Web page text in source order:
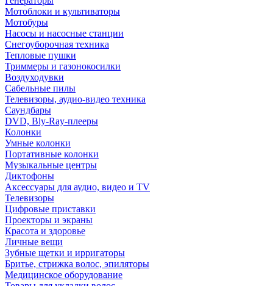
Мотоблоки и культиваторы
Мотобуры
Насосы и насосные станции
Снегоуборочная техника
Тепловые пушки
Триммеры и газонокосилки
Воздуходувки
Сабельные пилы
Телевизоры, аудио-видео техника
Саундбары
DVD, Bly-Ray-плееры
Колонки
Умные колонки
Портативные колонки
Музыкальные центры
Диктофоны
Аксессуары для аудио, видео и TV
Телевизоры
Цифровые приставки
Проекторы и экраны
Красота и здоровье
Личные вещи
Зубные щетки и ирригаторы
Бритье, стрижка волос, эпиляторы
Медицинское оборудование